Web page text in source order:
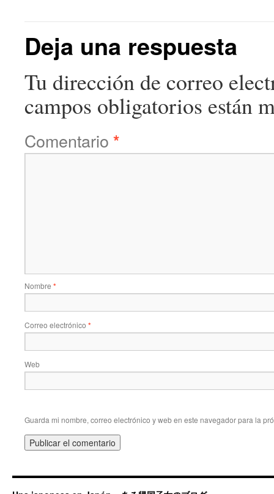
Deja una respuesta
Tu dirección de correo
campos obligatorios están
Comentario *
Nombre *
Correo electrónico *
Web
Guarda mi nombre, correo electrónico y web en este navegador para la